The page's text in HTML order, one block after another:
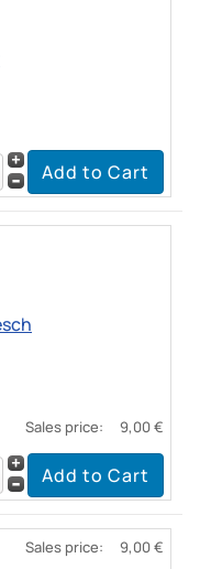
Sales price: 9,00 €
Sales price: 9,00 €